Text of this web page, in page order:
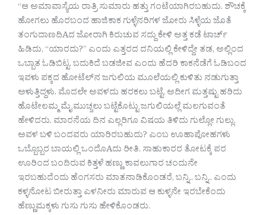
“ಆ ಅಮಾವಾಸ್ಯೆಯ ರಾತ್ರಿ ಸುಮಾರು ಹತ್ತು ಗಂಟೆಯಾಗಿರಬಹುದು. ಶೌಚಕ್ಕೆ
ಹೋಗಲು ಹೊರಬಂದ ಹಾಜಿಕಾಕ ಗುಳ್ಳೆನರಿಗಳ ಜೋರು ಸಿಳ್ಳೆಯ ಜೊತೆ
ತಂಗುದಾಣದಿAದ ಜೋರಾಗಿ ಕಿರುಚುವ ಸದ್ದು ಕೇಳಿ ಅತ್ತ ಕಡೆ ಟಾರ್ಚ್
ಹಿಡಿದು, “ಯಾರದು?” ಎಂದು ಎತ್ತರದ ದನಿಯಲ್ಲಿ ಕೇಳಿದ್ದೇ ತಡ, ಅಲ್ಲಿಂದ
ಒಬ್ಬಾತ ಓಡಿಬಿಟ್ಟ. ಬದುಕಿದೆ ಬಡಜೀವ ಎಂದು ಹೆದರಿ ಕಾಕನೆಡೆಗೆ ಓಡಿಬಂದ
ಇವಳು ಪಕ್ಕದ ಹೋಟೆಲ್‌ನ ಜಗುಲಿಯ ಮೂಲೆಯಲ್ಲಿ ಕುಳಿತು ನಡುಗುತ್ತಾ
ಅಳುತ್ತಿದ್ದಳು. ಮೊದಲೇ ಅವಳದು ಹರಕಲು ಬಟ್ಟೆ, ಅದೀಗ ಮತ್ತಷ್ಟು ಹರಿದು
ಹೊಟೇಲಮ್ಮ ಮೈ ಮುಚ್ಚಲು ಬಟ್ಟೆಕೊಟ್ಟು ಜಗುಲಿಯಲ್ಲೆ ಮಲಗುವಂತೆ
ಹೇಳಿದರು. ಮಾರನೆಯ ದಿನ ಎಲ್ಲರಿಗೂ ವಿಷಯ ತಿಳಿದು ಗುಲ್ಲೋ ಗುಲ್ಲು.
ಅವಳ ಬಳಿ ಬಂದವರು ಯಾರಿರಬಹುದು? ಎಂಬ ಊಹಾಪೋಹಗಳು
ಒಬ್ಬೊಬ್ಬರ ಬಾಯಲ್ಲಿ ಒಂದೊAದು ರೀತಿ. ಸಾಹುಕಾರರ ತೋಟಕ್ಕೆ ಪರ
ಊರಿಂದ ಬಂದಿರುವ ಕಿತ್ತಳೆ ಹಣ್ಣು ಕಾವಲುಗಾರ ಚಂದುನೇ
ಇರಬಹುದೆಂದು ಹೆಂಗಸರು ಮಾತನಾಡಿಕೊಂಡರೆ, ಬನ್ನಿ.. ಬನ್ನಿ.. ಎಂದು
ಕಳ್ಳನೋಟ ಬೀರುತ್ತಾ ಎಳನೀರು ಮಾರುವ ಆ ಕುಳ್ಳನೇ ಇರಬೇಕೆಂದು
ಹೆಣ್ಣುಮಕ್ಕಳು ಗುಸು ಗುಸು ಹೇಳಿಕೊಂಡರು.